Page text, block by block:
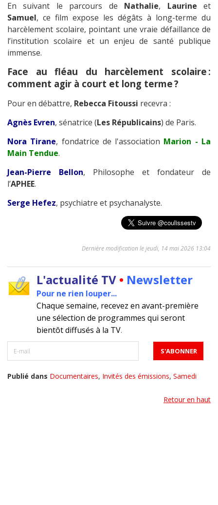
En suivant le parcours de Nathalie, Laurine et
Samuel, ce film expose les dégâts à long-terme du
harcèlement scolaire, pointant une vraie défaillance de
l’institution scolaire et un enjeu de santé publique
immense.
Face au fléau du harcèlement scolaire :
comment agir à court et long terme ?
Pour en débattre, Rebecca Fitoussi recevra :
Agnès Evren, sénatrice (Les Républicains) de Paris.
Nora Tirane, fondatrice de l'association Marion - La
Main Tendue.
Jean-Pierre Bellon, Philosophe et fondateur de
l’APHEE.
Serge Hefez, psychiatre et psychanalyste.
Dernière modification le jeudi, 14 mai 2026 13:04
L'actualité TV • Newsletter
Pour ne rien louper...
Chaque semaine, recevez en avant-première
une sélection de programmes qui seront
bientôt diffusés à la TV.
Publié dans Documentaires, Invités des émissions, Samedi
Retour en haut